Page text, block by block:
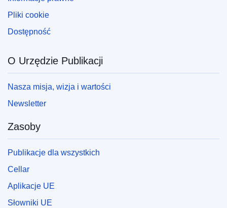
Pliki cookie
Dostępność
O Urzędzie Publikacji
Nasza misja, wizja i wartości
Newsletter
Zasoby
Publikacje dla wszystkich
Cellar
Aplikacje UE
Słowniki UE